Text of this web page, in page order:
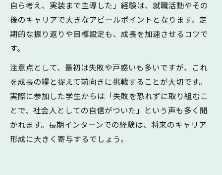
自ら考え、実装まで主導した」経験は、就職活動やその
後のキャリアで大きなアピールポイントとなります。定
期的な振り返りや目標設定も、成長を加速させるコツで
す。
注意点として、最初は失敗や戸惑いも多いですが、これ
を成長の糧と捉えて前向きに挑戦することが大切です。
実際に参加した学生からは「失敗を恐れずに取り組むこ
とで、社会人としての自信がついた」という声も多く聞
かれます。長期インターンでの経験は、将来のキャリア
形成に大きく寄与するでしょう。